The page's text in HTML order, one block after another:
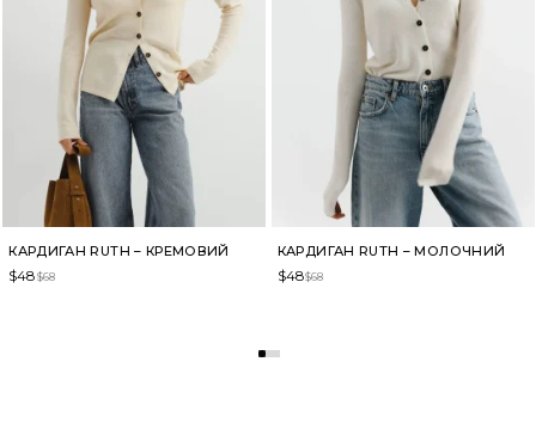
КАРДИГАН RUTH – КРЕМОВИЙ
$68
$48
КАРДИГАН RUTH – МОЛОЧНИЙ
$68
$48